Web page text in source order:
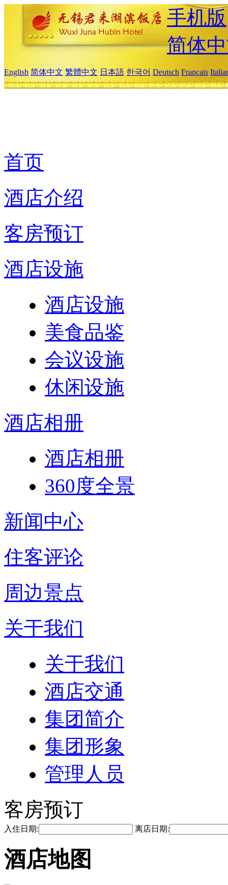
手机版
简体
English 简体中文 繁體中文 日本語 한국어 Deutsch Français
首页
酒店介绍
客房预订
酒店设施
酒店设施
美食品鉴
会议设施
休闲设施
酒店相册
酒店相册
360度全景
新闻中心
住客评论
周边景点
关于我们
关于我们
酒店交通
集团简介
集团形象
管理人员
客房预订
入住日期: 离店日期:
酒店地图